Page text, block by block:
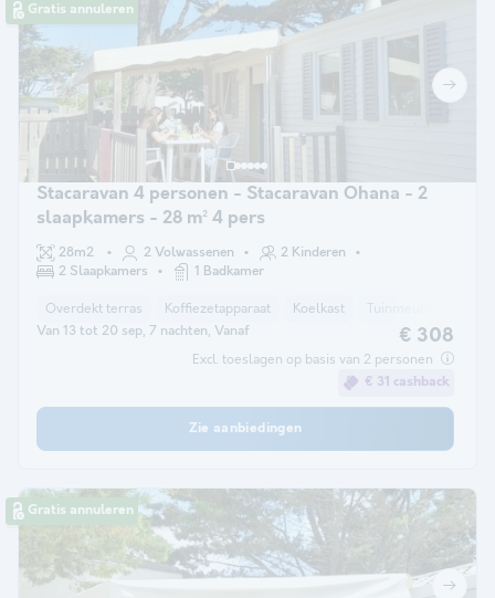
Gratis annuleren
Stacaravan 4 personen - Stacaravan Ohana - 2
slaapkamers - 28 m² 4 pers
28m2 2 Volwassenen
2 Kinderen
2 Slaapkamers
1 Badkamer
Overdekt terras Koffiezetapparaat Koelkast Tuinmeubelen
Van 13 tot 20 sep, 7 nachten, Vanaf € 308
Excl. toeslagen op basis van 2 personen
€ 31 cashback
Zie aanbiedingen
Gratis annuleren